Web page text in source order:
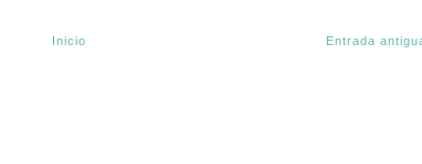
Entrada
Inicio